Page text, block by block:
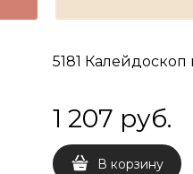
5181 Калейдоскоп
1 207 руб.
В корзину